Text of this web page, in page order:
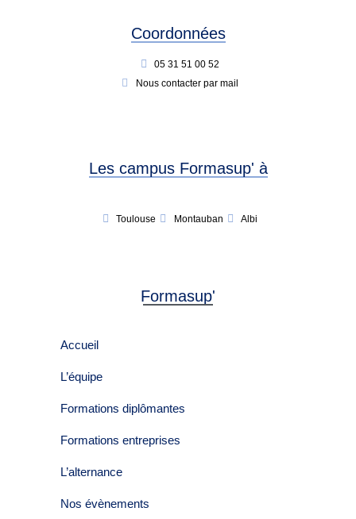
Formasup'
Accueil
L’équipe
Formations diplômantes
Formations entreprises
L’alternance
Nos évènements
Coordonnées
05 31 51 00 52
Nous contacter par mail
Les campus Formasup' à
Toulouse Montauban Albi